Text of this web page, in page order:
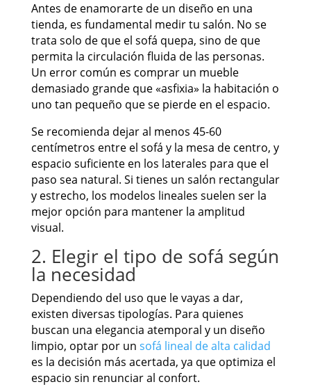
Antes de enamorarte de un diseño en una
tienda, es fundamental medir tu salón. No se
trata solo de que el sofá quepa, sino de que
permita la circulación fluida de las personas.
Un error común es comprar un mueble
demasiado grande que «asfixia» la habitación o
uno tan pequeño que se pierde en el espacio.
Se recomienda dejar al menos 45-60
centímetros entre el sofá y la mesa de centro, y
espacio suficiente en los laterales para que el
paso sea natural. Si tienes un salón rectangular
y estrecho, los modelos lineales suelen ser la
mejor opción para mantener la amplitud
visual.
2. Elegir el tipo de sofá según
la necesidad
Dependiendo del uso que le vayas a dar,
existen diversas tipologías. Para quienes
buscan una elegancia atemporal y un diseño
limpio, optar por un sofá lineal de alta calidad
es la decisión más acertada, ya que optimiza el
espacio sin renunciar al confort.